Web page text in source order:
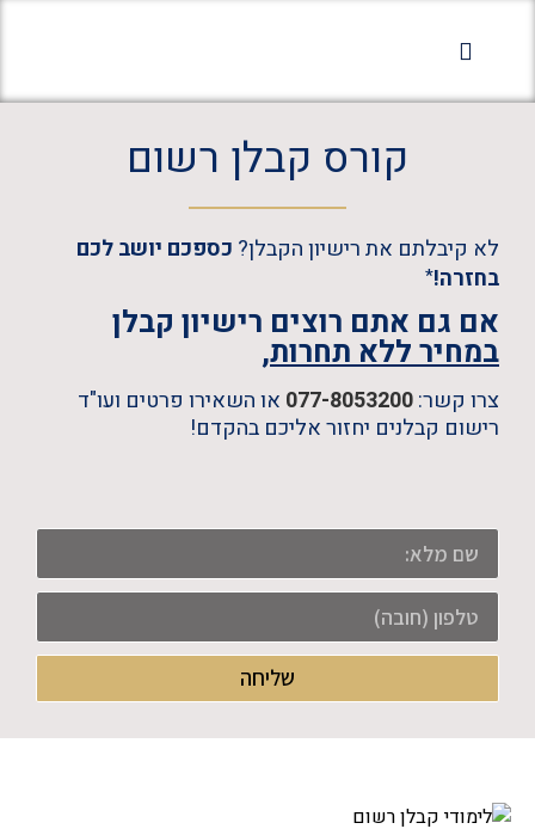
קורס קבלן רשום
לא קיבלתם את רישיון הקבלן? כספכם יושב לכם
בחזרה!*
אם גם אתם רוצים רישיון קבלן
במחיר ללא תחרות,
צרו קשר:
או השאירו פרטים ועו"ד
רישום קבלנים יחזור אליכם בהקדם!
שליחה